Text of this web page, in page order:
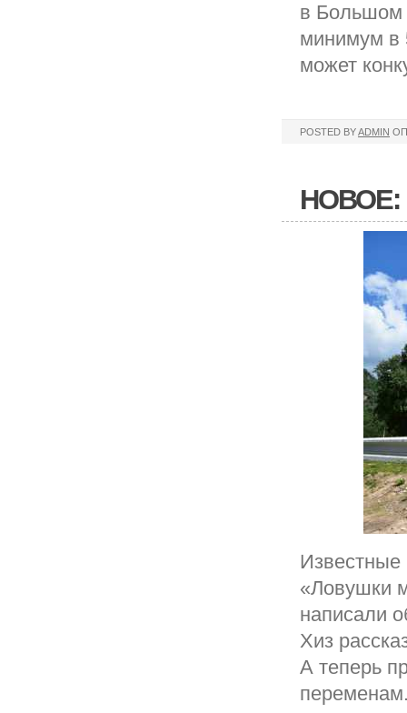
в Большом
минимум в
может
POSTED BYADMIN
«Ловушки
написали
Хиз
А теперь